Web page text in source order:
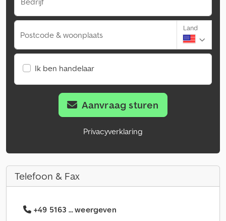
Postcode & woonplaats
Land
Ik ben handelaar
Aanvraag sturen
Privacyverklaring
Telefoon & Fax
+49 5163 ... weergeven